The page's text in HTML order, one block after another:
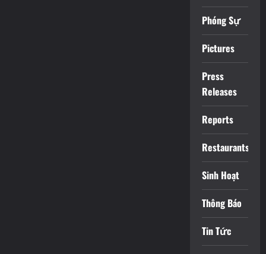
Phóng Sự
Pictures
Press
Releases
Reports
Restaurants
Sinh Hoạt
Thông Báo
Tin Tức